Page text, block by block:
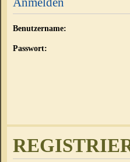
Benutzername:
Passwort: